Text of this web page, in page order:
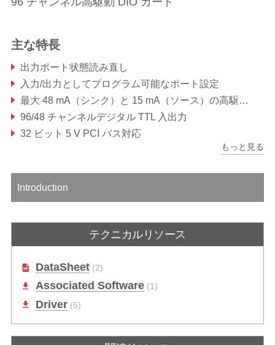
主な特長
出力ポート状態読み直し
入力/出力としてプログラム可能なポート設定
最大 48 mA（シンク）と 15 mA（ソース）の高駆動容量
96/48 チャンネルデジタル TTL 入出力
32 ビット 5 V PCI バス対応
もっと見る
Introduction
テクニカルリソース
DataSheet(2)
Associated Software(1)
Driver(5)